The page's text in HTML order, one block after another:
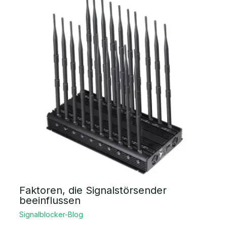
Faktoren, die Signalstörsender
beeinflussen
Signalblocker-Blog